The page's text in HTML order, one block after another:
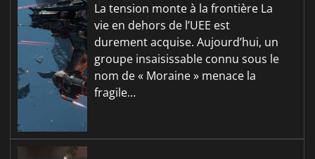
La tension monte à la frontière La
vie en dehors de l’UEE est
durement acquise. Aujourd’hui, un
groupe insaisissable connu sous le
nom de « Moraine » menace la
fragile…